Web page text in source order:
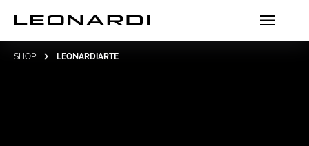
SHOP LEONARDIARTE